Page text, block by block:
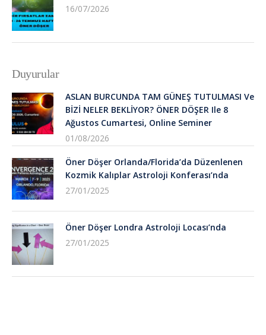
16/07/2026
Duyurular
ASLAN BURCUNDA TAM GÜNEŞ TUTULMASI Ve
BİZİ NELER BEKLİYOR? ÖNER DÖŞER Ile 8
Ağustos Cumartesi, Online Seminer
01/08/2026
Öner Döşer Orlanda/Florida’da Düzenlenen
Kozmik Kalıplar Astroloji Konferası’nda
27/01/2025
Öner Döşer Londra Astroloji Locası’nda
27/01/2025